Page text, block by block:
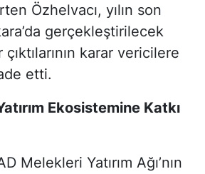
Özhelvacı, yılın son
gerçekleştirilecek
karar vericilere
etti.
Ekosistemine Katkı
Melekleri Yatırım Ağı’nın